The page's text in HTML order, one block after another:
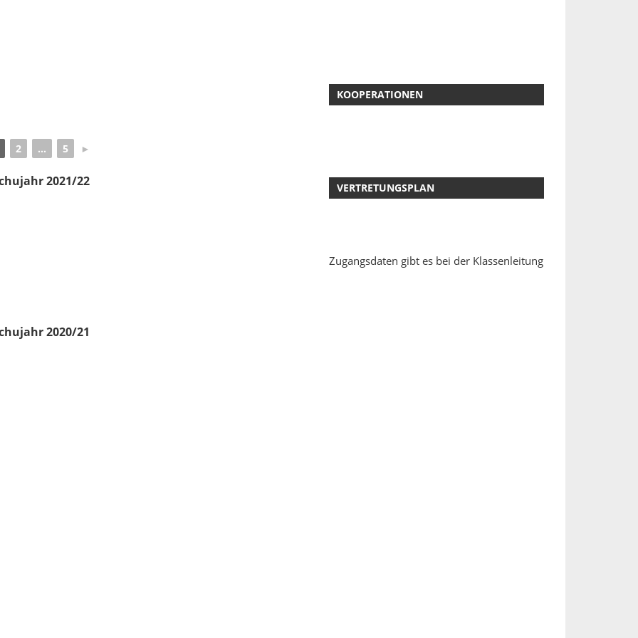
2 ... 5 ►
2021/22
2020/21
KOOPERATIONEN
VERTRETUNGSPLAN
Zugangsdaten gibt es bei der Klassenleitung